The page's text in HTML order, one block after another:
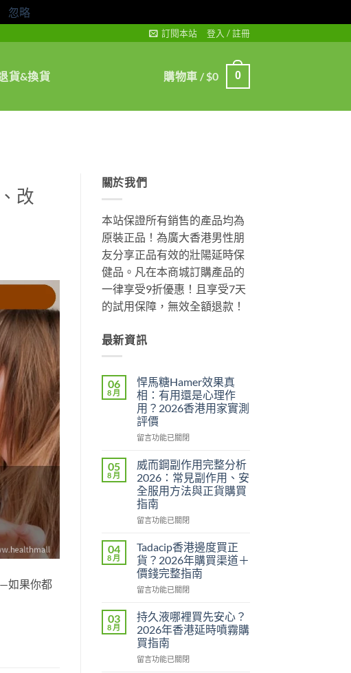
忽略
訂閱本站 登入 / 註冊
貨&換貨 購物車 /$0 0
改
如果你都
關於我們
本站保證所有銷售的產品均為
原裝正品！為廣大香港男性朋
友分享正品有效的壯陽延時保
健品。凡在本商城訂購產品的
一律享受9折優惠！且享受7天
的試用保障，無效全額退款！
最新資訊
06
8 月
悍馬糖Hamer效果真
相：有用還是心理作
用？2026香港用家實測
評價
在
馬
糖
Hamer
效
果
真
有
用
還
是
心
作
用？
2026
香
港
留言功能已關閉
05
8 月
威而鋼副作用完整分析
2026：常見副作用、安
全服用方法與正貨購買
指南
在
而
鋼
副
作
用
整
分
析
2026：
常
留言功能已關閉
04
8 月
Tadacip香港邊度買正
貨？2026年購買渠道＋
價錢完整指南
在
香
港
邊
度
買
留言功能已關閉
03
8 月
持久液哪裡買先安心？
2026年香港延時噴霧購
買指南
在
留言功能已關閉